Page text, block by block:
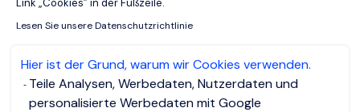
Lesen Sie unsere Datenschutzrichtlinie
Hier ist der Grund, warum wir Cookies verwenden.
Teile Analysen, Werbedaten, Nutzerdaten und
personalisierte Werbedaten mit Google
behandelt.
von Morgan Philips zu.